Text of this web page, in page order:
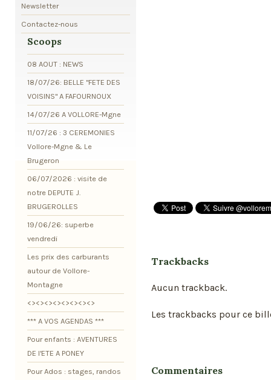
Trackbacks
Aucun trackback.
Les trackbacks pour ce
Commentaires
Newsletter
Contactez-nous
Scoops
08 AOUT : NEWS
18/07/26: BELLE "FETE DES
VOISINS" A FAFOURNOUX
14/07/26 A VOLLORE-Mgne
11/07/26 : 3 CEREMONIES
Vollore-Mgne & Le
Brugeron
06/07/2026 : visite de
notre DEPUTE J.
BRUGEROLLES
19/06/26: superbe
vendredi
Les prix des carburants
autour de Vollore-
Montagne
<><><><><><><><>
*** A VOS AGENDAS ***
Pour enfants : AVENTURES
DE l'ETE A PONEY
Pour Ados : stages, randos